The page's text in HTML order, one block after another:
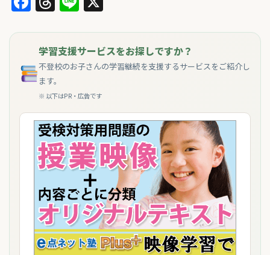
学習支援サービスをお探しですか？
不登校のお子さんの学習継続を支援するサービスをご紹介し
ます。
※ 以下はPR・広告です